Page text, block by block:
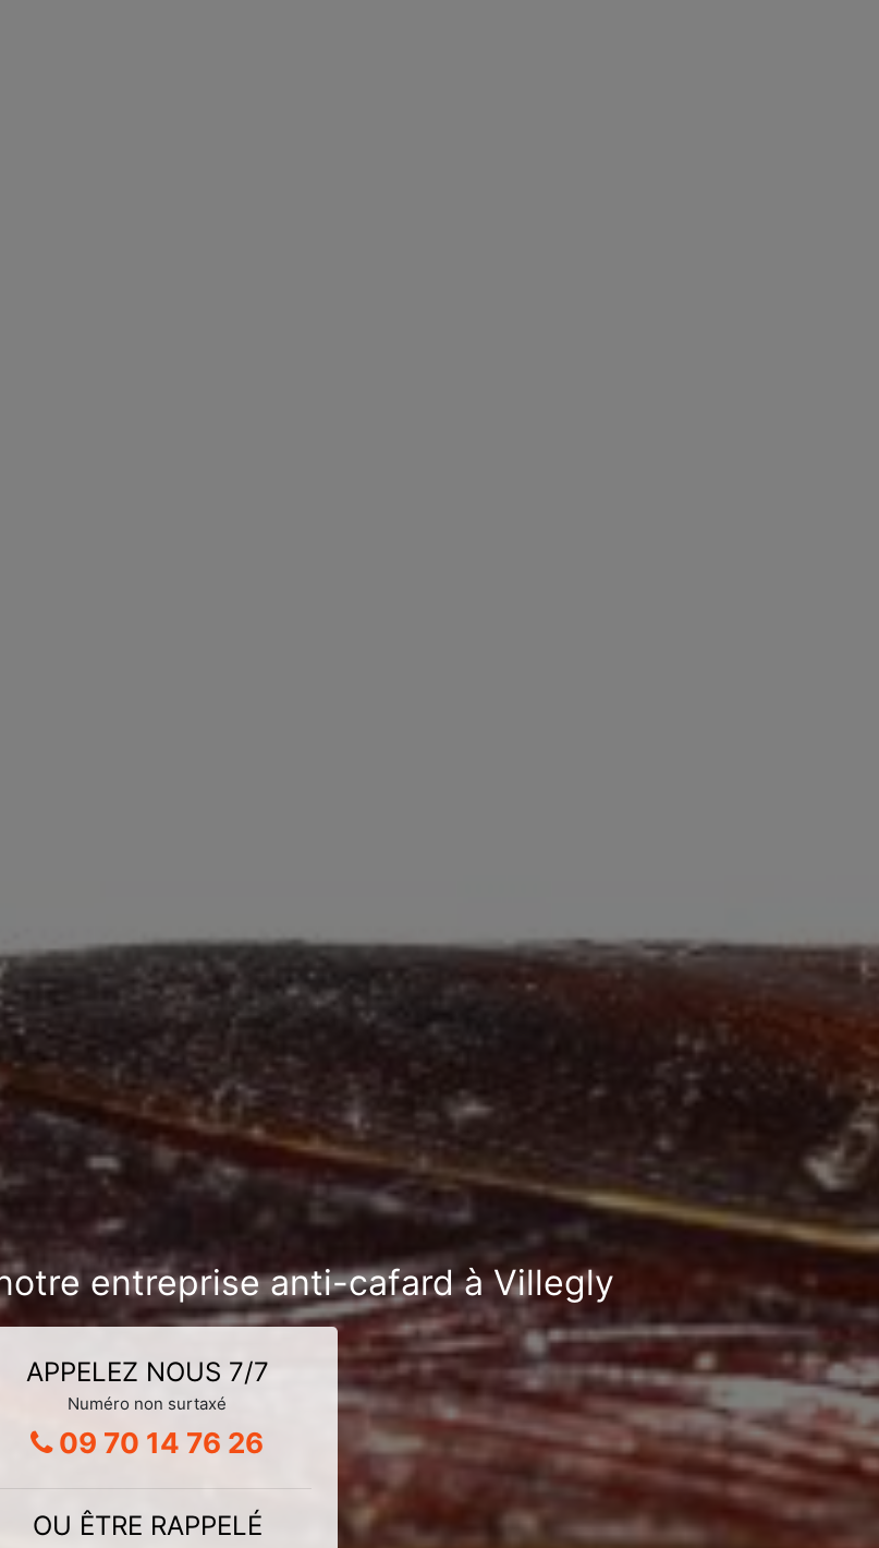
entreprise anti-cafard à Villegly
APPELEZ NOUS 7/7
Numéro non surtaxé
09 70 14 76 26
OU ÊTRE RAPPELÉ